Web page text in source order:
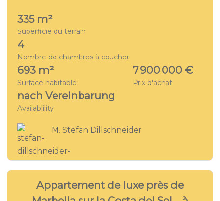
335 m²
Superficie du terrain
4
Nombre de chambres à coucher
693 m²
Surface habitable
7 900 000 €
Prix d'achat
nach Vereinbarung
Availablility
M. Stefan Dillschneider
27 APPARTEMENT DE VACANCES - MA 3562
Appartement de luxe près de